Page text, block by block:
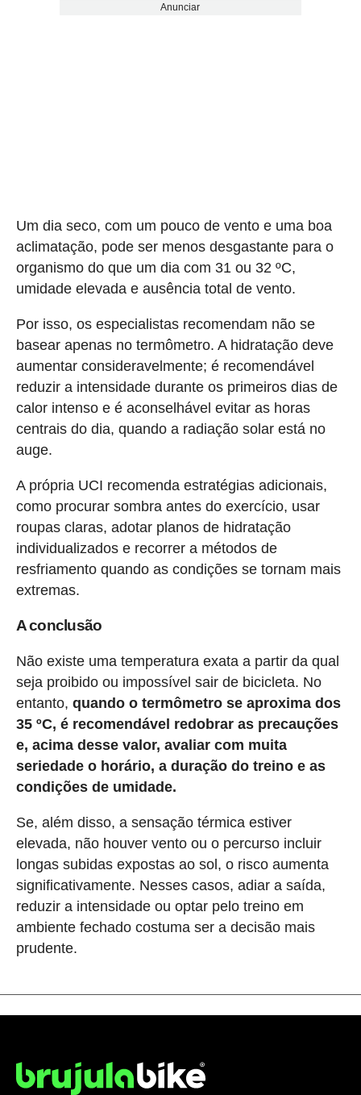
Anunciar
Um dia seco, com um pouco de vento e uma boa
aclimatação, pode ser menos desgastante para o
organismo do que um dia com 31 ou 32 ºC,
umidade elevada e ausência total de vento.
Por isso, os especialistas recomendam não se
basear apenas no termômetro. A hidratação deve
aumentar consideravelmente; é recomendável
reduzir a intensidade durante os primeiros dias de
calor intenso e é aconselhável evitar as horas
centrais do dia, quando a radiação solar está no
auge.
A própria UCI recomenda estratégias adicionais,
como procurar sombra antes do exercício, usar
roupas claras, adotar planos de hidratação
individualizados e recorrer a métodos de
resfriamento quando as condições se tornam mais
extremas.
A conclusão
Não existe uma temperatura exata a partir da qual
seja proibido ou impossível sair de bicicleta. No
entanto, quando o termômetro se aproxima dos
35 ºC, é recomendável redobrar as precauções
e, acima desse valor, avaliar com muita
seriedade o horário, a duração do treino e as
condições de umidade.
Se, além disso, a sensação térmica estiver
elevada, não houver vento ou o percurso incluir
longas subidas expostas ao sol, o risco aumenta
significativamente. Nesses casos, adiar a saída,
reduzir a intensidade ou optar pelo treino em
ambiente fechado costuma ser a decisão mais
prudente.